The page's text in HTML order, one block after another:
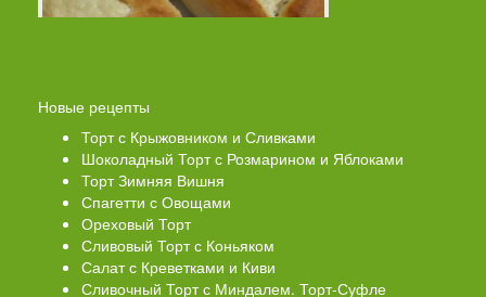
Новые рецепты
Торт с Крыжовником и Сливками
Шоколадный Торт с Розмарином и Яблоками
Торт Зимняя Вишня
Спагетти с Овощами
Ореховый Торт
Сливовый Торт с Коньяком
Салат с Креветками и Киви
Сливочный Торт с Миндалем. Торт-Суфле